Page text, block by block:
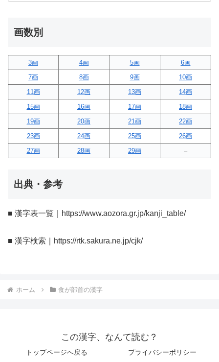
画数別
3画 4画 5画
6画
7画
8画 9画
10画
11画
12画 13画
14画
15画
16画 17画
18画
19画
20画 21画
22画
23画
24画 25画
26画
27画
28画 29画 –
出典・参考
■ 漢字表一覧｜https://www.aozora.gr.jp/kanji_table/
■ 漢字検索｜https://rtk.sakura.ne.jp/cjk/
ホーム 食が部首の漢字
この漢字、なんて読む？
トップページへ戻る プライバシーポリシー